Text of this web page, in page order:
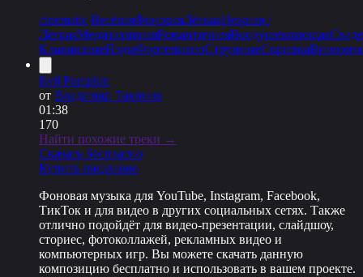
cinematic ВесёлаяФоноваяЛёгкаяНежная /
ЛегкаяМедитативнаяРомантичнаяВоодушевляющая
КлавишныеПэдыФортепианоСтрунныеСкрипка
Evil Pumpkin
от Владимир Такинов
01:38
170
Найти похожие треки →
Скачать бесплатно
Купить лицензию
Фоновая музыка для YouTube, Instagram, Facebook,
ТикТок и для видео в других социальных сетях. Также
отлично подойдёт для видео-презентации, слайдшоу,
сториес, фотоколлажей, рекламных видео и
компьютерных игр. Вы можете скачать данную
композицию бесплатно и использовать в вашем проекте.